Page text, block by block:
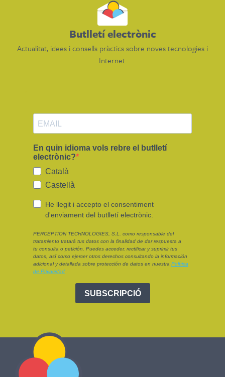
Butlletí electrònic
Actualitat, idees i consells pràctics sobre noves tecnologies i
Internet.